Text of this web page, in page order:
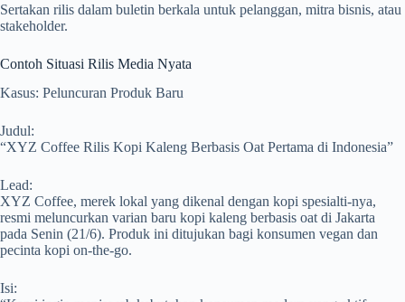
Sertakan rilis dalam buletin berkala untuk pelanggan, mitra bisnis, atau
stakeholder.
Contoh Situasi Rilis Media Nyata
Kasus: Peluncuran Produk Baru
Judul:
“XYZ Coffee Rilis Kopi Kaleng Berbasis Oat Pertama di Indonesia”
Lead:
XYZ Coffee, merek lokal yang dikenal dengan kopi spesialti-nya,
resmi meluncurkan varian baru kopi kaleng berbasis oat di Jakarta
pada Senin (21/6). Produk ini ditujukan bagi konsumen vegan dan
pecinta kopi on-the-go.
Isi: